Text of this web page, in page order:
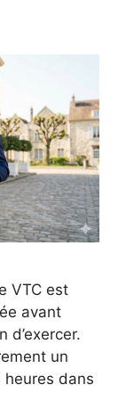
VTC est
avant
d’exercer.
un
dans